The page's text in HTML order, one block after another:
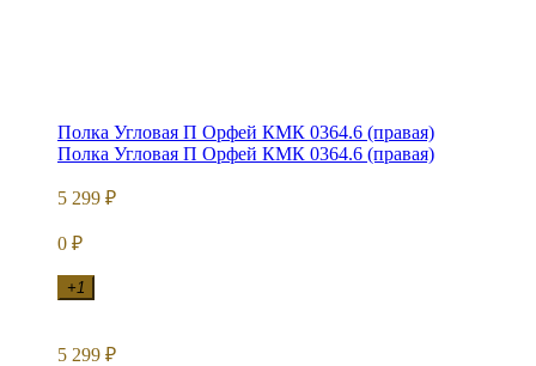
Полка Угловая П Орфей КМК 0364.6 (правая)
Полка Угловая П Орфей КМК 0364.6 (правая)
5 299 ₽
0 ₽
+1
5 299 ₽